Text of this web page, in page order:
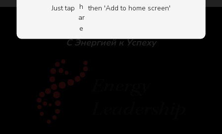
Just tap then 'Add to home screen'
Энергетическое Лидерство
С Энергией к Успеху